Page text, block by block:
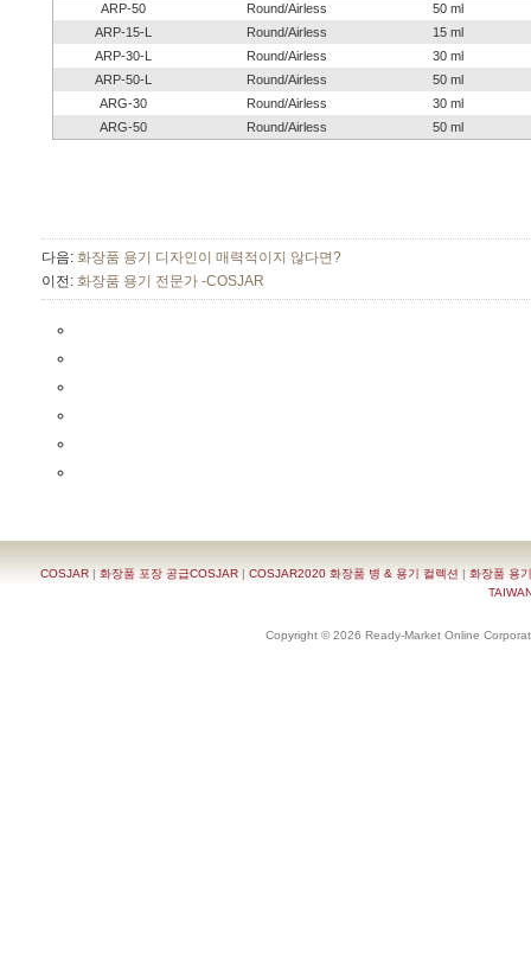
ARP-50
Round/Airless
50 ml
ARP-15-L
Round/Airless
15 ml
ARP-30-L
Round/Airless
30 ml
ARP-50-L
Round/Airless
50 ml
ARG-30
Round/Airless
30 ml
ARG-50
Round/Airless 50 ml
다음: 화장품 용기 디자인이 매력적이지 않다면?
이전: 화장품 용기 전문가 -COSJAR
COSJAR | 화장품 포장 공급COSJAR | COSJAR2020 화장품 병 & 용기 컬렉션 | 화장품 용
Copyright © 2026 Ready-Market Online